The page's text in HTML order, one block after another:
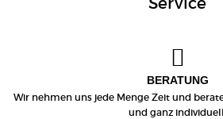
BERATUNG
Wir nehmen uns jede Menge Zeit und
und ganz individuell.